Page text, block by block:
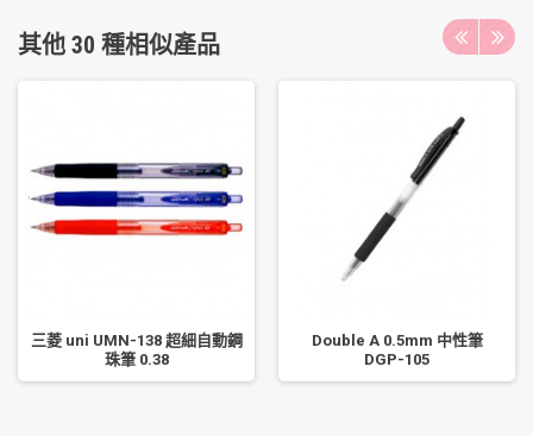
其他 30 種相似產品
三菱 uni UMN-138 超細自動鋼
珠筆 0.38
Double A 0.5mm 中性筆
DGP-105